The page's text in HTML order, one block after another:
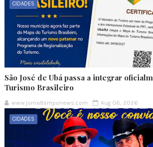
CIDADES
São José de Ubá passa a integrar
Turismo Brasileiro
www.jornaltemponews.com Aug 06, 2026
CIDADES